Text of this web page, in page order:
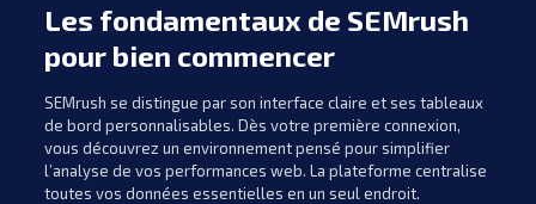
Les fondamentaux de SEMrush
pour bien commencer
SEMrush se distingue par son interface claire et ses tableaux
de bord personnalisables. Dès votre première connexion,
vous découvrez un environnement pensé pour simplifier
l’analyse de vos performances web. La plateforme centralise
toutes vos données essentielles en un seul endroit.